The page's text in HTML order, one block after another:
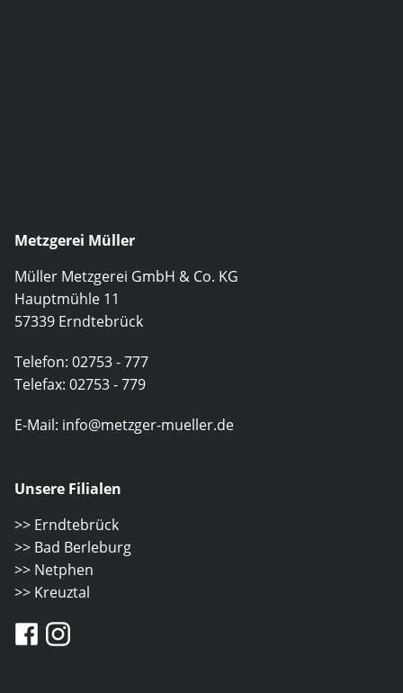
Metzgerei Müller
Müller Metzgerei GmbH & Co. KG
Hauptmühle 11
57339 Erndtebrück
Telefon: 02753 - 777
Telefax: 02753 - 779
E-Mail: info@metzger-mueller.de
Unsere Filialen
>> Erndtebrück
>> Bad Berleburg
>> Netphen
>> Kreuztal